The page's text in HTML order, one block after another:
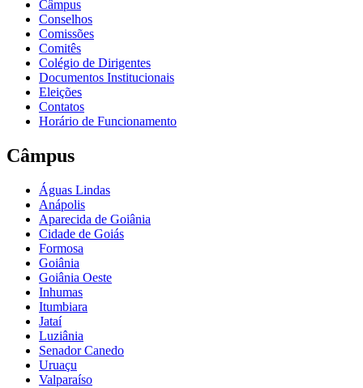
Câmpus
Conselhos
Comissões
Comitês
Colégio de Dirigentes
Documentos Institucionais
Eleições
Contatos
Horário de Funcionamento
Câmpus
Águas Lindas
Anápolis
Aparecida de Goiânia
Cidade de Goiás
Formosa
Goiânia
Goiânia Oeste
Inhumas
Itumbiara
Jataí
Luziânia
Senador Canedo
Uruaçu
Valparaíso